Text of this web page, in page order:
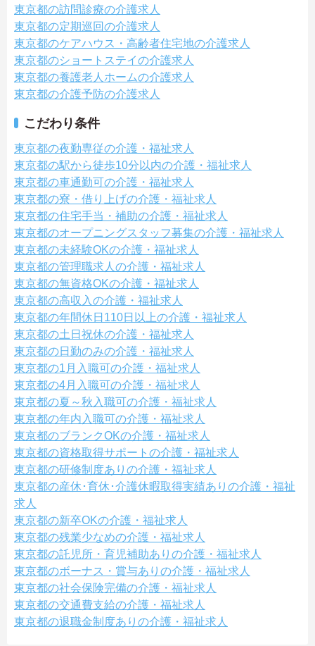
東京都の訪問診療の介護求人
東京都の定期巡回の介護求人
東京都のケアハウス・高齢者住宅地の介護求人
東京都のショートステイの介護求人
東京都の養護老人ホームの介護求人
東京都の介護予防の介護求人
こだわり条件
東京都の夜勤専従の介護・福祉求人
東京都の駅から徒歩10分以内の介護・福祉求人
東京都の車通勤可の介護・福祉求人
東京都の寮・借り上げの介護・福祉求人
東京都の住宅手当・補助の介護・福祉求人
東京都のオープニングスタッフ募集の介護・福祉求人
東京都の未経験OKの介護・福祉求人
東京都の管理職求人の介護・福祉求人
東京都の無資格OKの介護・福祉求人
東京都の高収入の介護・福祉求人
東京都の年間休日110日以上の介護・福祉求人
東京都の土日祝休の介護・福祉求人
東京都の日勤のみの介護・福祉求人
東京都の1月入職可の介護・福祉求人
東京都の4月入職可の介護・福祉求人
東京都の夏～秋入職可の介護・福祉求人
東京都の年内入職可の介護・福祉求人
東京都のブランクOKの介護・福祉求人
東京都の資格取得サポートの介護・福祉求人
東京都の研修制度ありの介護・福祉求人
東京都の産休･育休･介護休暇取得実績ありの介護・福祉
求人
東京都の新卒OKの介護・福祉求人
東京都の残業少なめの介護・福祉求人
東京都の託児所・育児補助ありの介護・福祉求人
東京都のボーナス・賞与ありの介護・福祉求人
東京都の社会保険完備の介護・福祉求人
東京都の交通費支給の介護・福祉求人
東京都の退職金制度ありの介護・福祉求人